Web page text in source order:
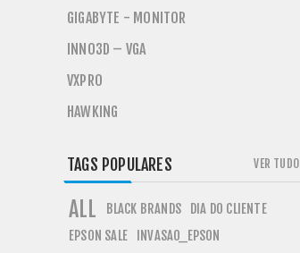
GIGABYTE - MONITOR
INNO3D – VGA
VXPRO
HAWKING
TAGS POPULARES
ALL BLACK BRANDS DIA DO CLIENTE
EPSON SALE INVASAO_EPSON
VER TUDO